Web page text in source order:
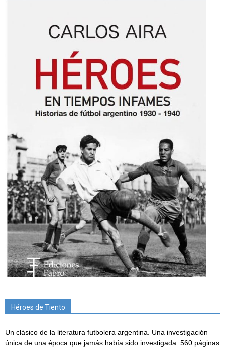
Héroes de Tiento
Un clásico de la literatura futbolera argentina. Una investigación
única de una época que jamás había sido investigada. 560 páginas